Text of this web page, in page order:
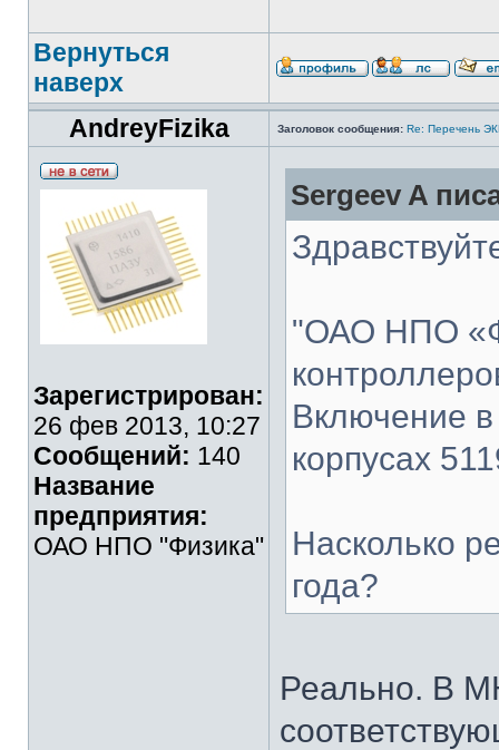
Вернуться
наверх
AndreyFizika
Заголовок сообщения: Re: Перечень
Зарегистрирован:
26 фев 2013, 10:27
Сообщений: 140
Название
предприятия:
ОАО НПО "Физика"
Sergeev A
"ОАО НПО
Включение
корпусах
Насколько
года?
Реально. В